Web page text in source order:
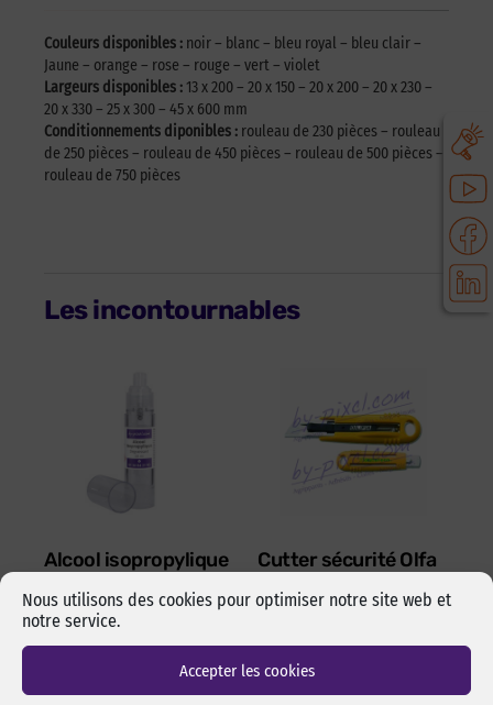
Nous utilisons des cookies pour optimiser notre site web et
notre service.
Accepter les cookies
Couleurs disponibles : noir – blanc – bleu royal – bleu clair –
Jaune – orange – rose – rouge – vert – violet
Largeurs disponibles : 13 x 200 – 20 x 150 – 20 x 200 – 20 x 230 –
20 x 330 – 25 x 300 – 45 x 600 mm
Conditionnements diponibles : rouleau de 230 pièces – rouleau
de 250 pièces – rouleau de 450 pièces – rouleau de 500 pièces –
rouleau de 750 pièces
Les incontournables
Alcool isopropylique
50 ml
Spray de 50 ml d’alcool
pixcl, idéal pour dégraisser
les surfaces avant
Cutter sécurité Olfa
Cutter sécurité Olfa SK-4
et sans outils. Manche en
ABS 100% recyclé. Ambidextre.